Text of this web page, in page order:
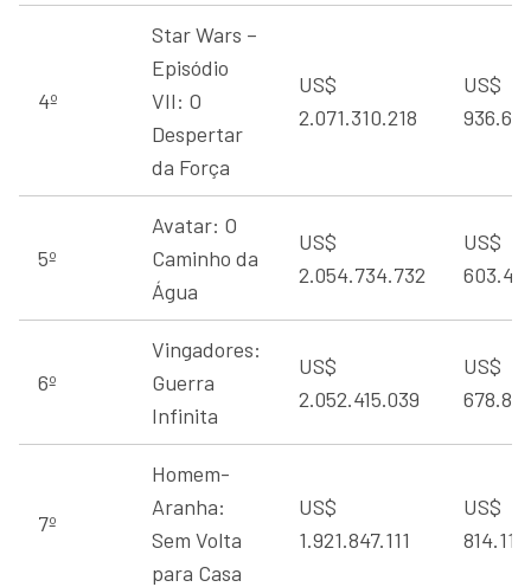
4º
Star Wars –
Episódio
VII: O
Despertar
da Força
US$
2.071.310.218
US$
5º
Avatar: O
Caminho da
Água
US$
2.054.734.732
US$
6º
Vingadores:
Guerra
Infinita
US$
2.052.415.039
US$
7º
Homem-
Aranha:
Sem Volta
para Casa
US$
1.921.847.111
US$